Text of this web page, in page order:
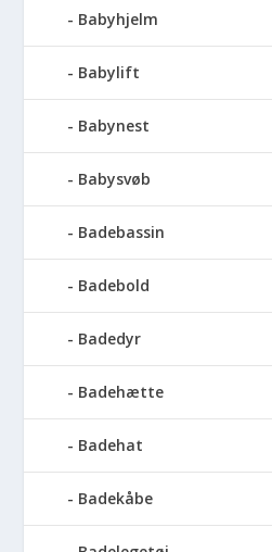
Babyhjelm
Babylift
Babynest
Babysvøb
Badebassin
Badebold
Badedyr
Badehætte
Badehat
Badekåbe